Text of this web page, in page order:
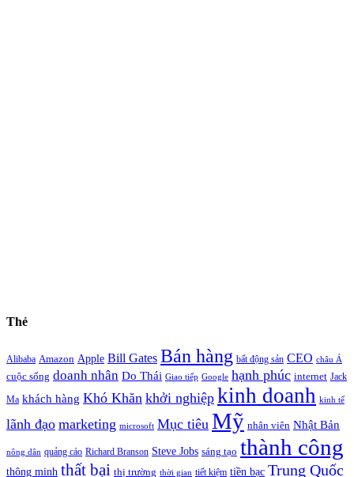
Thẻ
Alibaba Amazon Apple Bill Gates Bán hàng bất động sản CEO châu Á
cuộc sống doanh nhân Do Thái Giao tiếp Google hạnh phúc internet Jack
Ma khách hàng Khó Khăn khởi nghiệp kinh doanh kinh tế
lãnh đạo marketing microsoft Mục tiêu Mỹ nhân viên Nhật Bản
nông dân quảng cáo Richard Branson Steve Jobs sáng tạo thành công
thông minh thất bại thị trường thời gian tiết kiệm tiền bạc Trung Quốc